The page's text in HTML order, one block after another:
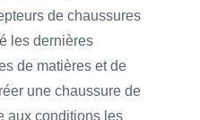
de chaussures
les dernières
de matières et de
une chaussure de
aux conditions les